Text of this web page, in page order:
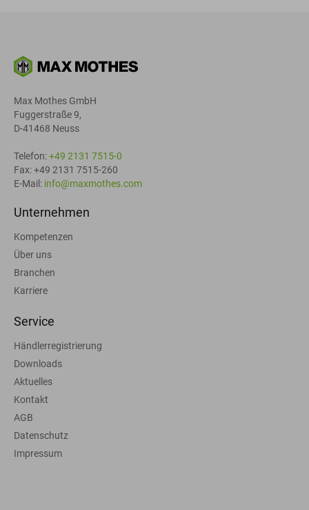
Max Mothes GmbH
Fuggerstraße 9,
D-41468 Neuss
Telefon:+49 2131 7515-0
Fax: +49 2131 7515-260
E-Mail: info@maxmothes.com
Unternehmen
Kompetenzen
Über uns
Branchen
Karriere
Service
Händlerregistrierung
Downloads
Aktuelles
Kontakt
AGB
Datenschutz
Impressum